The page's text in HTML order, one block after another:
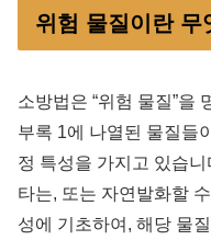
위험 물질이란 무
소방법은 “위험 물질”을
부록 1에 나열된 물질들
정 특성을 가지고 있습
타는, 또는 자연발화할
성에 기초하여, 해당 물